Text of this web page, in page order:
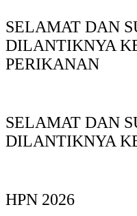
SELAMAT DAN
DILANTIKNYA
PERIKANAN
SELAMAT DAN
DILANTIKNYA
HPN 2026